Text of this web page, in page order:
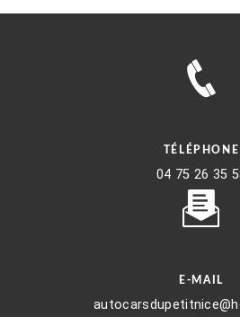
TÉLÉPHONE
04 75 26 35
E-MAIL